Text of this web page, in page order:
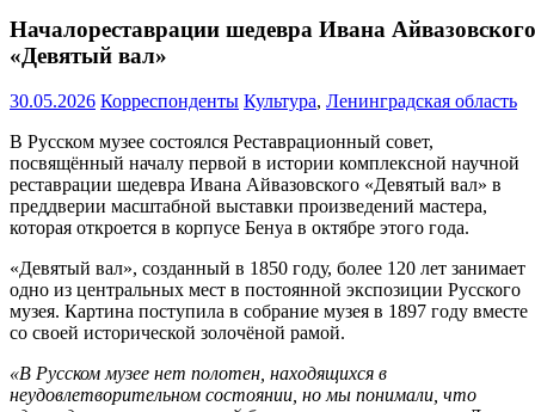
Началореставрации шедевра Ивана Айвазовского
«Девятый вал»
30.05.2026 Корреспонденты Культура, Ленинградская область
В Русском музее состоялся Реставрационный совет,
посвящённый началу первой в истории комплексной научной
реставрации шедевра Ивана Айвазовского «Девятый вал» в
преддверии масштабной выставки произведений мастера,
которая откроется в корпусе Бенуа в октябре этого года.
«Девятый вал», созданный в 1850 году, более 120 лет занимает
одно из центральных мест в постоянной экспозиции Русского
музея. Картина поступила в собрание музея в 1897 году вместе
со своей исторической золочёной рамой.
«В Русском музее нет полотен, находящихся в
неудовлетворительном состоянии, но мы понимали, что